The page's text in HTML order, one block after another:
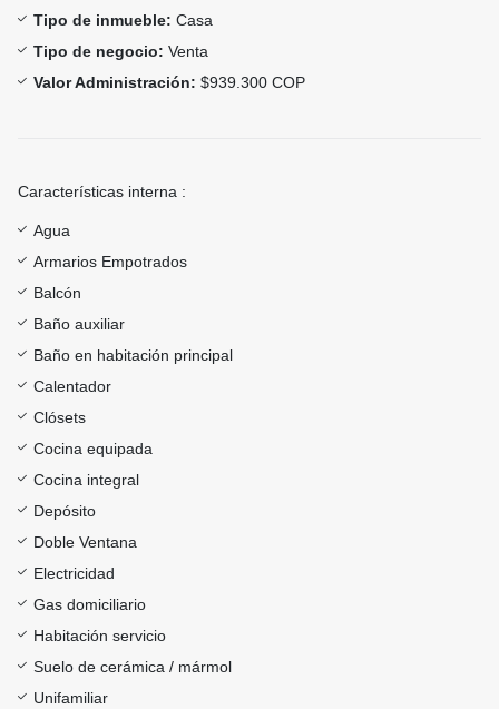
Tipo de inmueble: Casa
Tipo de negocio: Venta
Valor Administración: $939.300 COP
Características interna :
Agua
Armarios Empotrados
Balcón
Baño auxiliar
Baño en habitación principal
Calentador
Clósets
Cocina equipada
Cocina integral
Depósito
Doble Ventana
Electricidad
Gas domiciliario
Habitación servicio
Suelo de cerámica / mármol
Unifamiliar